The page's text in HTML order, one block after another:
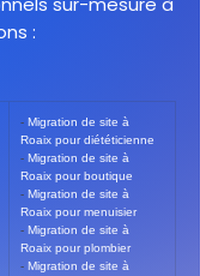
:
- Migration de site à
Roaix pour diététicienne
- Migration de site à
Roaix pour boutique
- Migration de site à
Roaix pour menuisier
- Migration de site à
Roaix pour plombier
- Migration de site à